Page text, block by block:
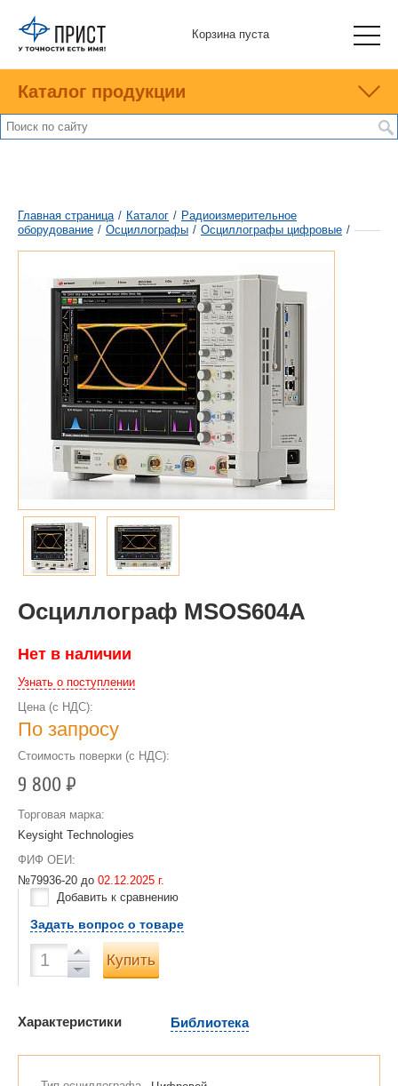
Корзина пуста
Каталог продукции
Главная страница / Каталог / Радиоизмерительное
оборудование / Осциллографы / Осциллографы цифровые /
Осциллограф MSOS604A
Нет в наличии
Узнать о поступлении
Цена (с НДС):
По запросу
Стоимость поверки (с НДС):
9 800Р
Торговая марка:
Keysight Technologies
ФИФ ОЕИ:
№79936-20 до 02.12.2025 г.
Добавить к сравнению
Задать вопрос о товаре
Купить
Характеристики Библиотека